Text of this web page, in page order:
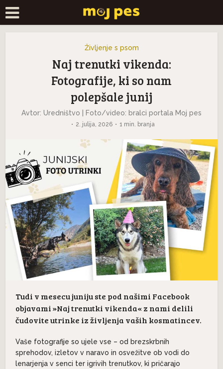
Življenje s psom
Naj trenutki vikenda:
Fotografije, ki so nam
polepšale junij
Avtor: Uredništvo | Foto/video: bralci portala Moj pes
2. julija, 2026 1 min. branja
Tudi v mesecu juniju ste pod našimi Facebook
objavami »Naj trenutki vikenda« z nami delili
čudovite utrinke iz življenja vaših kosmatincev.
Vaše fotografije so ujele vse – od brezskrbnih
sprehodov, izletov v naravo in osvežitve ob vodi do
lenarjenja v senci ter igrivih trenutkov, ki pričarajo